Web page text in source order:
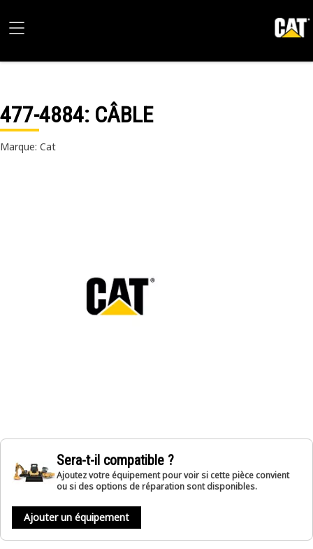
477-4884: CÂBLE
Marque: Cat
Sera-t-il compatible ?
Ajoutez votre équipement pour voir si cette pièce convient
ou si des options de réparation sont disponibles.
Ajouter un équipement